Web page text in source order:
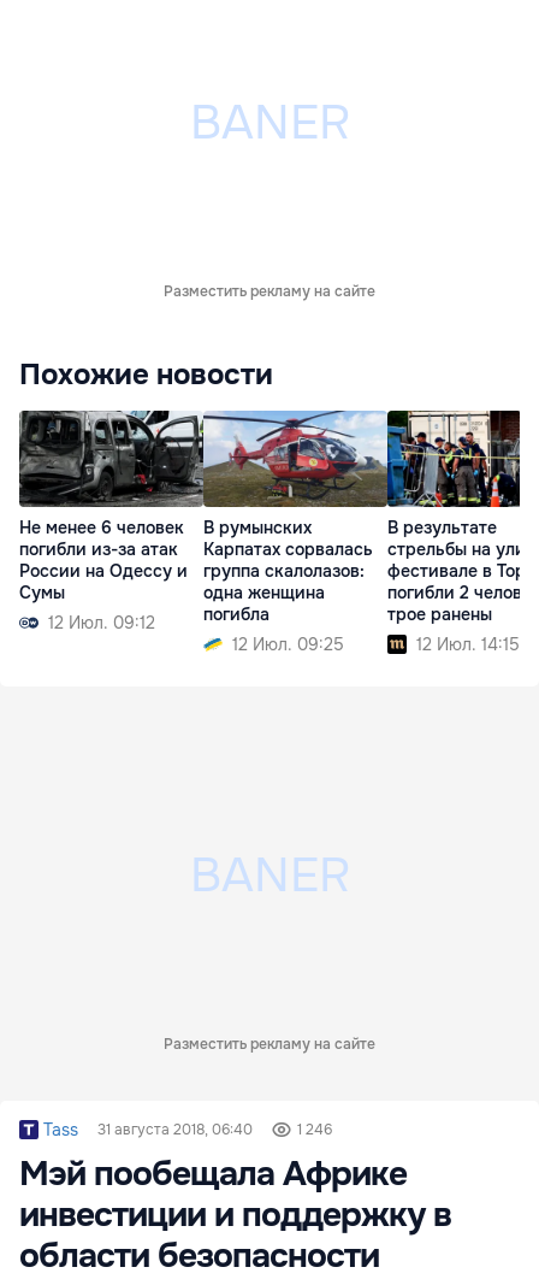
Разместить рекламу на сайте
Похожие новости
Не менее 6 человек
погибли из-за атак
России на Одессу и
Сумы
12 Июл. 09:12
В румынских
Карпатах сорвалась
группа скалолазов:
одна женщина
погибла
12 Июл. 09:25
В результате
стрельбы на
фестивале в
погибли 2
трое ранены
12 Июл. 14:15
Разместить рекламу на сайте
Tass 31 августа 2018, 06:40 1 246
Мэй пообещала Африке
инвестиции и поддержку в
области безопасности